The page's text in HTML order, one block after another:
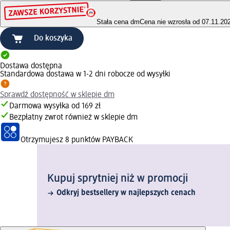
Stała cena dmCena nie wzrosła od
Do koszyka
Dostawa dostępna
Standardowa dostawa w 1-2 dni robocze od wysyłki
Sprawdź dostępność w sklepie dm
Darmowa wysyłka od 169 zł
Bezpłatny zwrot również w sklepie dm
Otrzymujesz 8 punktów PAYBACK
Kupuj sprytniej niż w promocji
Odkryj bestsellery w najlepszych cenach